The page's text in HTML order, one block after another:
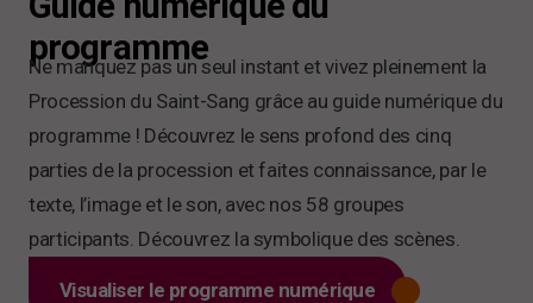
programme
Ne manquez pas un seul instant et vivez pleinement la
Procession du Saint-Sang grâce au guide numérique du
programme ! Découvrez le sens profond des cinq
parties de la procession et faites connaissance, par le
texte, l’image et le son, avec nos 58 groupes
participants. Découvrez la symbolique des scènes.
Visualiser le programme numérique